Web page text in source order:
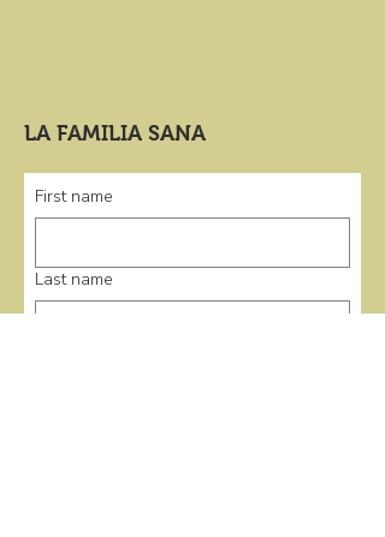
LA FAMILIA SANA
First name
Last name